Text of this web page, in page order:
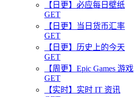
【日更】必应每日壁纸
GET
【日更】当日货币汇率
GET
【日更】历史上的今天
GET
【周更】Epic Games 游戏
GET
【实时】实时 IT 资讯